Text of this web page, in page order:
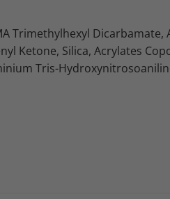
Trimethylhexyl Dicarbamate,
Ketone, Silica, Acrylates
Tris-